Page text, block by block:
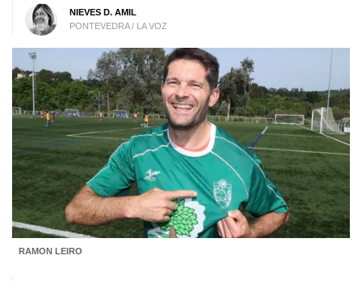
NIEVES D. AMIL
PONTEVEDRA / LA VOZ
RAMON LEIRO